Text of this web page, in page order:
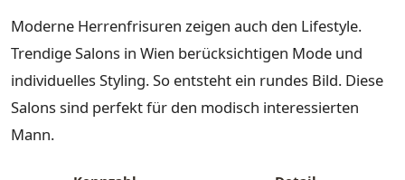
Moderne Herrenfrisuren zeigen auch den Lifestyle.
Trendige Salons in Wien berücksichtigen Mode und
individuelles Styling. So entsteht ein rundes Bild. Diese
Salons sind perfekt für den modisch interessierten
Mann.